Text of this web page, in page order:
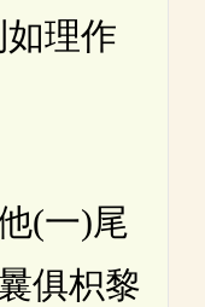
理作
(一)尾
俱枳黎